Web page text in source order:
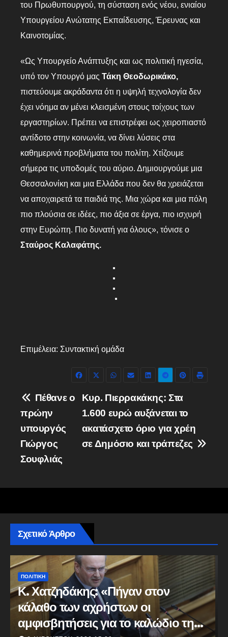
του Πρωθυπουργού, τη σύσταση ενός νέου, ενιαίου
Υπουργείου Ανώτατης Εκπαίδευσης, Έρευνας και
Καινοτομίας.
«Ως Υπουργείο Ανάπτυξης και ως πολιτική ηγεσία,
υπό τον Υπουργό μας Τάκη Θεοδωρικάκο,
πιστεύουμε ακράδαντα ότι η υψηλή τεχνολογία δεν
έχει νόημα αν μένει κλεισμένη στους τοίχους των
εργαστηρίων. Πρέπει να επιστρέφει ως χειροπιαστό
αντίδοτο στην κοινωνία, να δίνει λύσεις στα
καθημερινά προβλήματα του πολίτη. Χτίζουμε
σήμερα τις υποδομές του αύριο. Δημιουργούμε μια
Θεσσαλονίκη και μια Ελλάδα που δεν θα χρειάζεται
να αποχαιρετά τα παιδιά της. Μια χώρα και μια πόλη
πιο πλούσια σε ιδέες, πιο άξια σε έργα, πιο ισχυρή
στην Ευρώπη. Πιο δυνατή για όλους», τόνισε ο
Σταύρος Καλαφάτης.
Επιμέλεια: Συντακτική ομάδα
Πλοήγηση
άρθρων
Κυρ. Πιερρακάκης: Στα
1.600 ευρώ αυξάνεται το
ακατάσχετο όριο για χρέη
σε Δημόσιο και τράπεζες
Πέθανε ο
πρώην
υπουργός
Γιώργος
Σουφλιάς
Σχετικό Άρθρο
ΠΟΛΙΤΙΚΗ ΠΡΩΤΗ ΣΕΛΙΔΑ
Κυβερνητική Επιτροπή
Βιομηχανίας – Κ. Μητσοτάκης: Η
ενίσχυση της παραγωγικής βάσης